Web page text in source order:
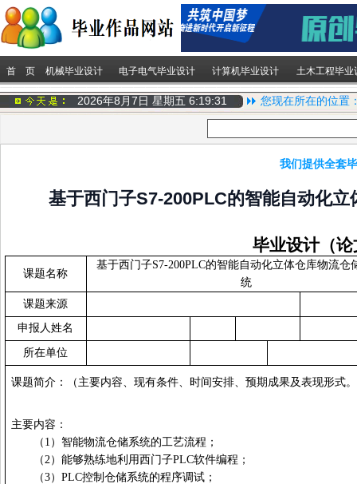
首 页 机械毕业设计 电子电气毕业设计 计算机毕业设计 土木工程毕业
2026年8月7日 星期五 6:19:31 您现在所在的位置
我们提供全套
基于西门子S7-200PLC的智能自动化
毕业设计（
课题名称
基于西门子S7-200PLC的智能自动化立体仓库物流仓
统
课题来源
申报人姓名
所在单位
课题简介：（主要内容、现有条件、时间安排、预期成果及表现形式
主要内容：
（ 1 ） 智能物流仓储系统的工艺流程；
（ 2 ） 能够熟练地利用西门子PLC软件编程 ；
（3） PLC控制仓储系统的程序调试；